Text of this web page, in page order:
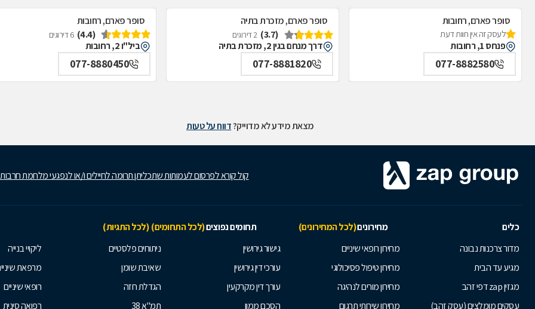
סופר פארם, רחובות
לעסק זה אין חוות דעת
פנחס 1, רחובות
077-8882580
סופר פארם, מזכרת בתיה
(3.7)
2 דירוגים
דרך מנחם בגין 2, מזכרת בתיה
077-8881820
סופר פארם, רחובות
(4.4)
6 דירוגים
ביל"ו 2, רחובות
077-8880450
מצאת מידע לא מדוייק?דווח על טעות
קול קורא לפרסום לעמותות שתכליתן תרומה לחיילים ו/או לנפגעי מלחמת
כלים מחירונים(לכל המחירונים) תחומים נפוצים(לכל התחומים) (לכל התגיות)
מדור צרכנות נבונה
מגיע עד הבית
מגזין zap דפי זהב
עסקים מומלצים (עסק זהב)
מחירון רופאי שיניים
מחירון טיפול פסיכולוגי
מחירון מורים לנהיגה
מחירון שירותי תרגום
גישור גירושין
עורכי דין גירושין
עורך דין מקרקעין
הסכם ממון
ניתוחים פלסטיים
שאיבת שומן
הגדלת חזה
תמ"א 38
ליקויי בנייה
מרפאת
רופאי שיניים
רפואה סינית